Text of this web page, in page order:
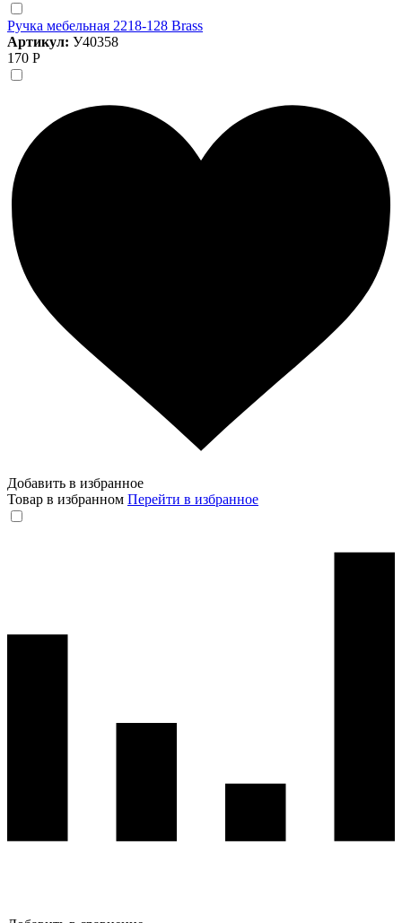
Ручка мебельная 2218-128 Brass
Артикул: У40358
170 Р
Добавить в избранное
Товар в избранном Перейти в избранное